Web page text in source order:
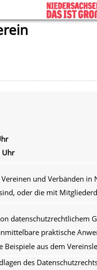
Uhr
und Verbänden in
oder die mit
datenschutzrechtlichem
praktische
Beispiele aus dem
des